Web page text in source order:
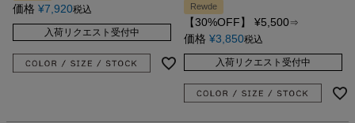
価格 ¥7,920税込
入荷リクエスト受付中
Rewde
【30%OFF】 ¥5,500⇒
価格 ¥3,850税込
入荷リクエスト受付中